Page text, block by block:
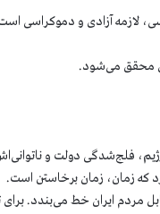
لازمه آزادی و دموکراسی
محقق می‌شود.
فلج‌شدگی دولت‌ و
که زمان،‌ زمان برخاستن است.
مردم ایران خط می‌بندد.